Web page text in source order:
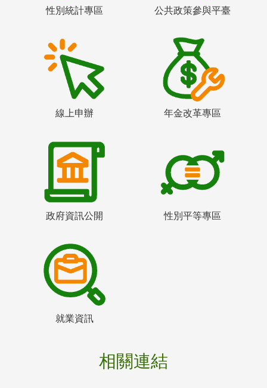
性別統計專區 公共政策參與平臺
線上申辦 年金改革專區
政府資訊公開 性別平等專區
就業資訊
相關連結